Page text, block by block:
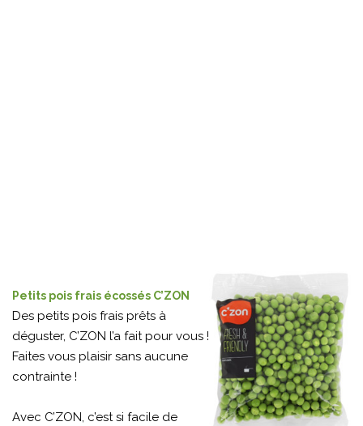
Petits pois frais écossés C’ZON
Des petits pois frais prêts à
déguster, C’ZON l’a fait pour vous !
Faites vous plaisir sans aucune
contrainte !
Avec C’ZON, c’est si facile de